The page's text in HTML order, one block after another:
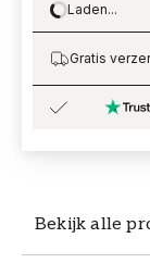
Bekijk alle
Loading…
Laden...
Gratis